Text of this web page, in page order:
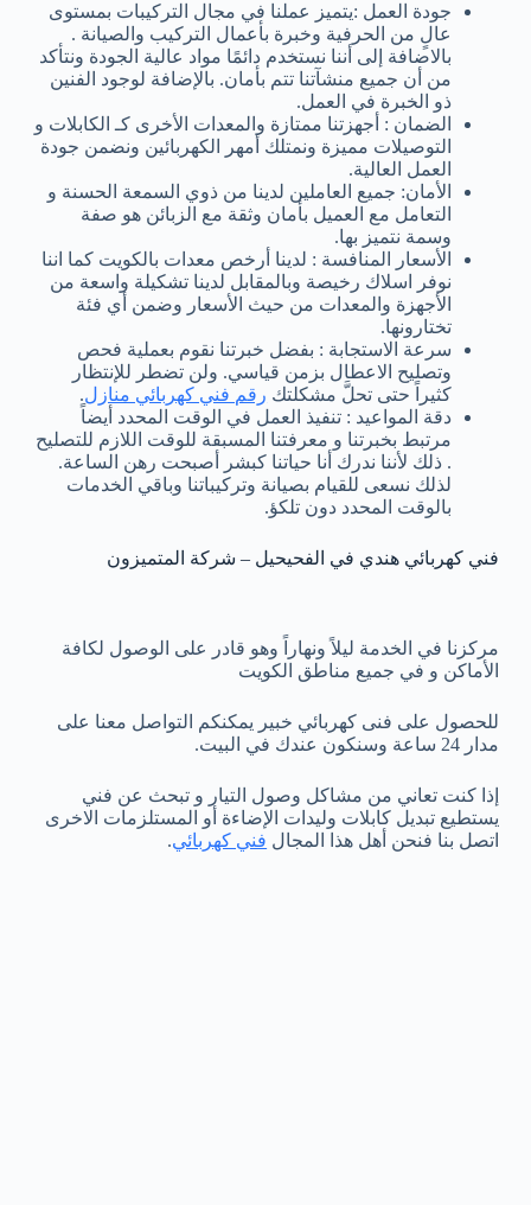
جودة العمل :يتميز عملنا في مجال التركيبات بمستوى
عالٍ من الحرفية وخبرة بأعمال التركيب والصيانة .
بالاضافة إلى أننا نستخدم دائمًا مواد عالية الجودة ونتأكد
من أن جميع منشآتنا تتم بأمان. بالإضافة لوجود الفنين
ذو الخبرة في العمل.
الضمان : أجهزتنا ممتازة والمعدات الأخرى كـ الكابلات و
التوصيلات مميزة ونمتلك أمهر الكهربائين ونضمن جودة
العمل العالية.
الأمان: جميع العاملين لدينا من ذوي السمعة الحسنة و
التعامل مع العميل بأمان وثقة مع الزبائن هو صفة
وسمة نتميز بها.
الأسعار المنافسة : لدينا أرخص معدات بالكويت كما اننا
نوفر اسلاك رخيصة وبالمقابل لدينا تشكيلة واسعة من
الأجهزة والمعدات من حيث الأسعار وضمن أي فئة
تختارونها.
سرعة الاستجابة : بفضل خبرتنا نقوم بعملية فحص
وتصليح الاعطال بزمن قياسي. ولن تضطر للإنتظار
كثيراً حتى تحلَّ مشكلتك رقم فني كهربائي منازل.
دقة المواعيد : تنفيذ العمل في الوقت المحدد أيضاً
مرتبط بخبرتنا و معرفتنا المسبقة للوقت اللازم للتصليح
. ذلك لأننا ندرك أنا حياتنا كبشر أصبحت رهن الساعة.
لذلك نسعى للقيام بصيانة وتركيباتنا وباقي الخدمات
بالوقت المحدد دون تلكؤ.
فني كهربائي هندي في الفحيحيل – شركة المتميزون
مركزنا في الخدمة ليلاً ونهاراً وهو قادر على الوصول لكافة
الأماكن و في جميع مناطق الكويت
للحصول على فنى كهربائي خبير يمكنكم التواصل معنا على
مدار 24 ساعة وسنكون عندك في البيت.
إذا كنت تعاني من مشاكل وصول التيار و تبحث عن فني
يستطيع تبديل كابلات وليدات الإضاءة أو المستلزمات الاخرى
اتصل بنا فنحن أهل هذا المجال فني كهربائي.